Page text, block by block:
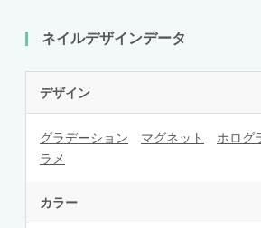
ネイルデザインデータ
デザイン
グラデーション マグネット
ホログ
ラメ
カラー